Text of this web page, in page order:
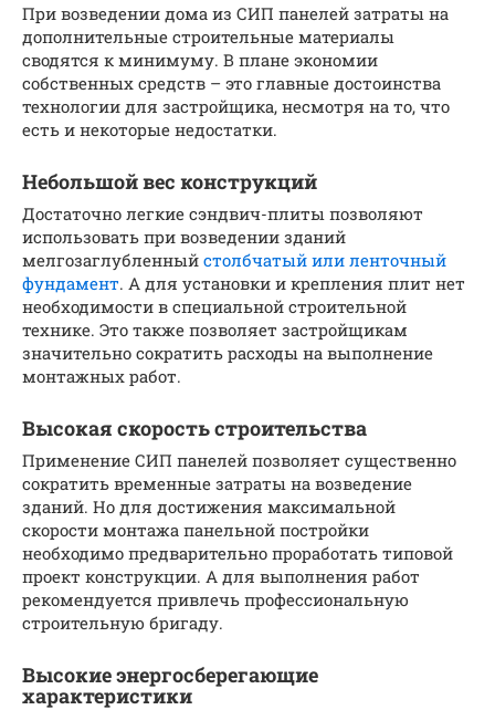
При возведении дома из СИП панелей затраты на
дополнительные строительные материалы
сводятся к минимуму. В плане экономии
собственных средств – это главные достоинства
технологии для застройщика, несмотря на то, что
есть и некоторые недостатки.
Небольшой вес конструкций
Достаточно легкие сэндвич-плиты позволяют
использовать при возведении зданий
мелгозаглубленный столбчатый или ленточный
фундамент. А для установки и крепления плит нет
необходимости в специальной строительной
технике. Это также позволяет застройщикам
значительно сократить расходы на выполнение
монтажных работ.
Высокая скорость строительства
Применение СИП панелей позволяет существенно
сократить временные затраты на возведение
зданий. Но для достижения максимальной
скорости монтажа панельной постройки
необходимо предварительно проработать типовой
проект конструкции. А для выполнения работ
рекомендуется привлечь профессиональную
строительную бригаду.
Высокие энергосберегающие
характеристики